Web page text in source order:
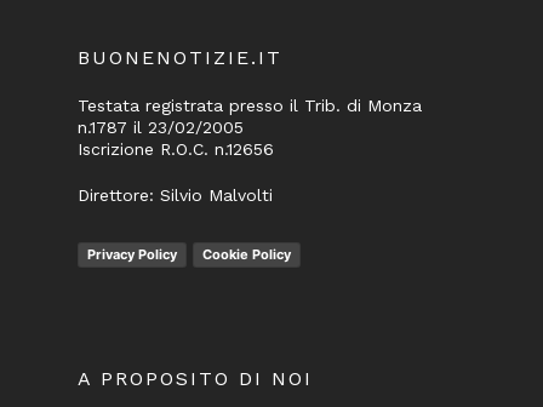
BUONENOTIZIE.IT
Testata registrata presso il Trib. di Monza
n.1787 il 23/02/2005
Iscrizione R.O.C. n.12656
Direttore: Silvio Malvolti
Privacy Policy Cookie Policy
A PROPOSITO DI NOI